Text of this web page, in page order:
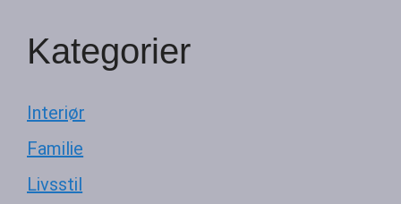
Kategorier
Interiør
Familie
Livsstil